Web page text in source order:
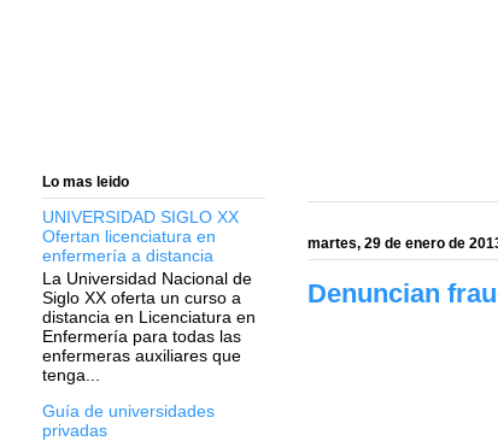
martes, 29 de enero de
Denuncian
Lo mas leido
UNIVERSIDAD SIGLO XX
Ofertan licenciatura en
enfermería a distancia
La Universidad Nacional de
Siglo XX oferta un curso a
distancia en Licenciatura en
Enfermería para todas las
enfermeras auxiliares que
tenga...
Guía de universidades
privadas